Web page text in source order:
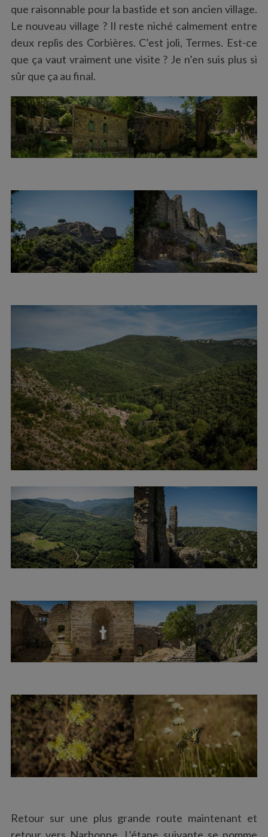
que raisonnable pour la bastide et son ancien village.
Le nouveau village ? Il reste niché calmement entre
deux replis des Corbières. C’est joli, Termes. Est-ce
que ça vaut vraiment une visite ? Je n’en suis plus si
sûr que ça au final.
Retour sur une plus grande route maintenant et
S